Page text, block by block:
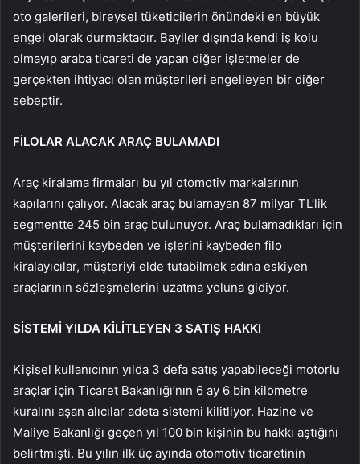
oto galerileri, bireysel tüketicilerin önündeki en büyük
engel olarak durmaktadır. Bayiler dışında kendi iş kolu
olmayıp araba ticareti de yapan diğer işletmeler de
gerçekten ihtiyacı olan müşterileri engelleyen bir diğer
sebeptir.
FİLOLAR ALACAK ARAÇ BULAMADI
Araç kiralama firmaları bu yıl otomotiv markalarının
kapılarını çalıyor. Alacak araç bulamayan 87 milyar TL’lik
segmentte 245 bin araç bulunuyor. Araç bulamadıkları için
müşterilerini kaybeden ve işlerini kaybeden filo
kiralayıcılar, müşteriyi elde tutabilmek adına eskiyen
araçlarının sözleşmelerini uzatma yoluna gidiyor.
SİSTEMİ YILDA KİLİTLEYEN 3 SATIŞ HAKKI
Kişisel kullanıcının yılda 3 defa satış yapabileceği motorlu
araçlar için Ticaret Bakanlığı’nın 6 ay 6 bin kilometre
kuralını aşan alıcılar adeta sistemi kilitliyor. Hazine ve
Maliye Bakanlığı geçen yıl 100 bin kişinin bu hakkı aştığını
belirtmişti. Bu yılın ilk üç ayında otomotiv ticaretinin